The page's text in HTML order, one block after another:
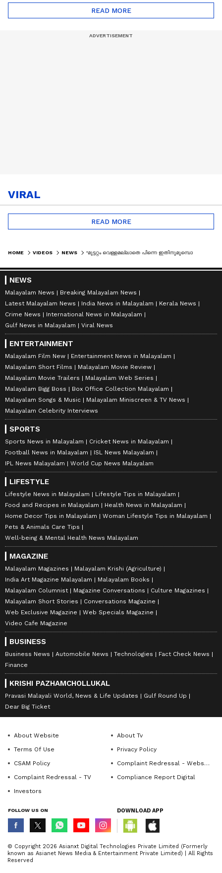
READ MORE
VIRAL
READ MORE
HOME VIDEOS NEWS
NEWS
Malayalam News
Breaking Malayalam News
Latest Malayalam News
India News in Malayalam
Kerala News
Crime News
International News in Malayalam
Gulf News in Malayalam
Viral News
ENTERTAINMENT
Malayalam Film New
Entertainment News in Malayalam
Malayalam Short Films
Malayalam Movie Review
Malayalam Movie Trailers
Malayalam Web Series
Malayalam Bigg Boss
Box Office Collection Malayalam
Malayalam Songs & Music
Malayalam Miniscreen & TV News
Malayalam Celebrity Interviews
SPORTS
Sports News in Malayalam
Cricket News in Malayalam
Football News in Malayalam
ISL News Malayalam
IPL News Malayalam
World Cup News Malayalam
LIFESTYLE
Lifestyle News in Malayalam
Lifestyle Tips in Malayalam
Food and Recipes in Malayalam
Health News in Malayalam
Home Decor Tips in Malayalam
Woman Lifestyle Tips in Malayalam
Pets & Animals Care Tips
Well-being & Mental Health News Malayalam
MAGAZINE
Malayalam Magazines
Malayalam Krishi (Agriculture)
India Art Magazine Malayalam
Malayalam Books
Malayalam Columnist
Magazine Conversations
Culture Magazines
Malayalam Short Stories
Conversations Magazine
Web Exclusive Magazine
Web Specials Magazine
Video Cafe Magazine
BUSINESS
Business News Automobile News Technologies
Fact Check News
Finance
KRISHI PAZHAMCHOLLUKAL
Pravasi Malayali World, News & Life Updates
Gulf Round Up
Dear Big Ticket
About Website
About Tv
Terms Of Use
Privacy Policy
CSAM Policy
Complaint Redressal - Website
Complaint Redressal - TV
Compliance Report Digital
Investors
FOLLOW US ON DOWNLOAD APP
© Copyright 2026 Asianxt Digital Technologies Private Limited (Formerly
known as Asianet News Media & Entertainment Private Limited) | All Rights
Reserved